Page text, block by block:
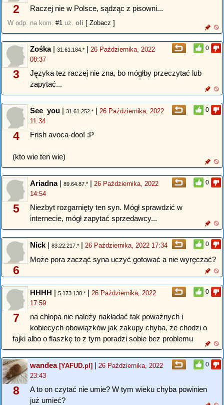
2 Raczej nie w Polsce, sądząc z pisowni...
W odp. na kom. #1 uż. oli [ Zobacz ]
0
3
Zośka| 31.61.184.* | 26 Października, 2022
08:37
Języka tez raczej nie zna, bo mógłby przeczytać lub
zapytać...
0
4
See_you | 31.61.252.* | 26 Października, 2022
11:34
Frish avoca-doo! :P
(kto wie ten wie)
0
5
Ariadna| 89.64.87.* | 26 Października, 2022
14:54
Niezbyt rozgarnięty ten syn. Mógł sprawdzić w
internecie, mógł zapytać sprzedawcy...
0
6
Nick | 83.22.217.* | 26 Października, 2022 17:34
Może pora zacząć syna uczyć gotować a nie wyręczać?
0
7
HHHH | 5.173.130.* | 26 Października, 2022
17:59
na chłopa nie należy nakładać tak poważnych i
kobiecych obowiązków jak zakupy chyba, że chodzi o
fajki albo o flaszkę to z tym poradzi sobie bez problemu
0
8
wandea[YAFUD.pl] | 26 Października, 2022
23:43
A to on czytać nie umie? W tym wieku chyba powinien
już umieć?